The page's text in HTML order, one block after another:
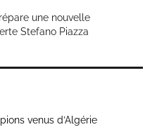
une nouvelle
Stefano Piazza
venus d’Algérie